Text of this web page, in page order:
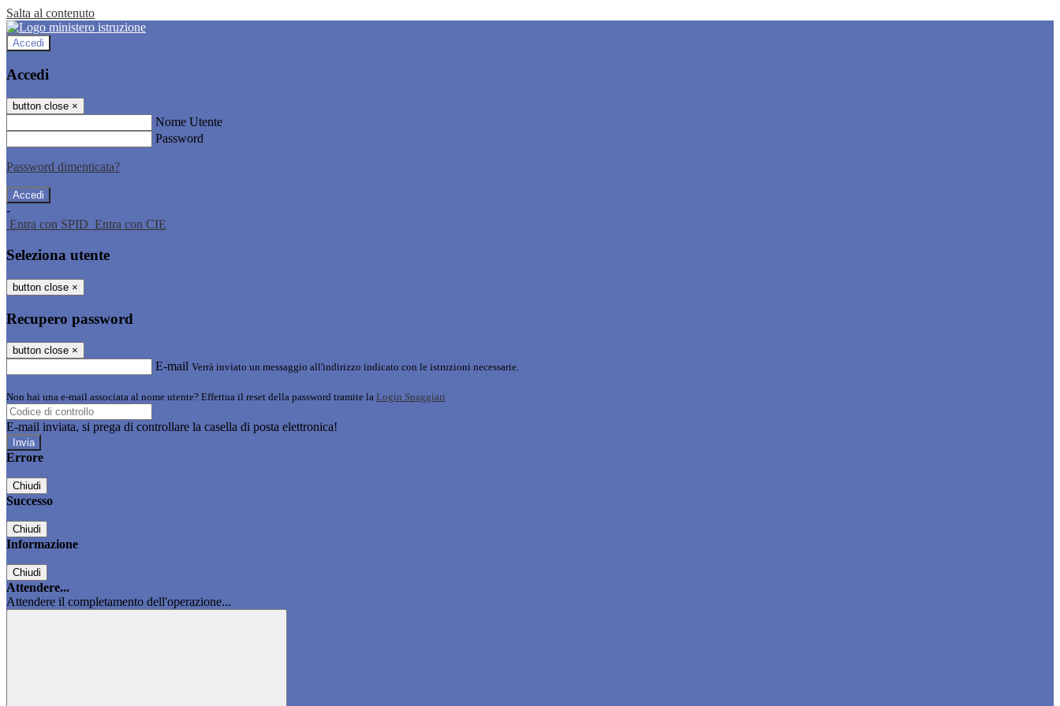
Salta al contenuto
Accedi
Accedi
button close ×
Nome Utente
Password
Password dimenticata?
-
Entra con SPID Entra con CIE
Seleziona utente
button close ×
Recupero password
button close ×
E-mail Verrà inviato un messaggio all'indirizzo indicato con le istruzioni necessarie.
Non hai una e-mail associata al nome utente? Effettua il reset della password tramite la Login Spaggiari
E-mail inviata, si prega di controllare la casella di posta elettronica!
Errore
Chiudi
Successo
Chiudi
Informazione
Chiudi
Attendere...
Attendere il completamento dell'operazione...